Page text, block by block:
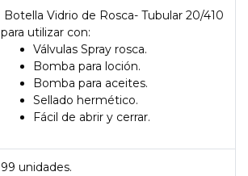
Botella Vidrio de Rosca- Tubular 20/410
para utilizar con:
Válvulas Spray rosca.
Bomba para loción.
Bomba para aceites.
Sellado hermético.
Fácil de abrir y cerrar.
99 unidades.